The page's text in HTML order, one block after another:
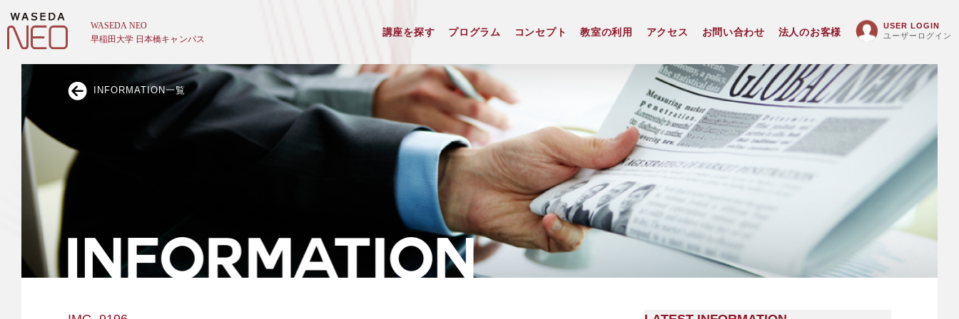
講座を探す プログラム コンセプト 教室の利用 アクセス お問い合わせ 法人のお客様
USER LOGIN
ユーザーログイン
INFORMATION一覧